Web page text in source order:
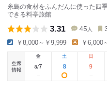
糸島の食材をふんだんに使った四
できる料亭旅館
3.31 45 人
￥8,000～￥9,999 ￥6,000
空席
情報
金
8/7
土
8
日
9